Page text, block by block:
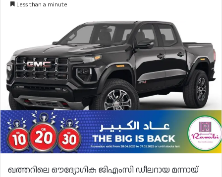
Less than a minute
ഖത്തറിലെ ഔദ്യോഗിക ജിഎംസി ഡീലറായ മന്നായ്